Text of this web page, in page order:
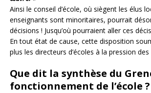
Ainsi le conseil d’école, où siègent les élus
enseignants sont minoritaires, pourrait
décisions ! Jusqu’où pourraient aller ces
En tout état de cause, cette disposition
plus les directeurs d’écoles à la pression
Que dit la synthèse du
fonctionnement de l’école ?